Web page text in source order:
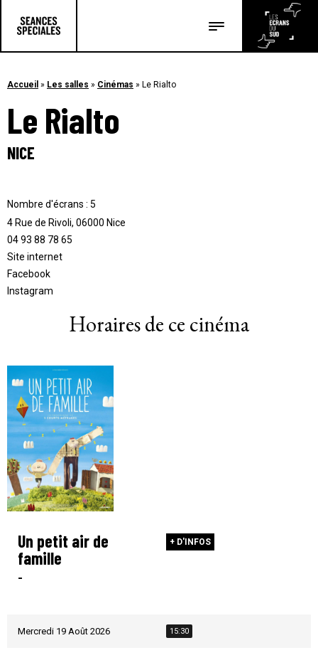
Accueil » Les salles » Cinémas » Le Rialto
Le Rialto
NICE
Nombre d'écrans : 5
4 Rue de Rivoli, 06000 Nice
04 93 88 78 65
Site internet
Facebook
Instagram
Horaires de ce cinéma
Un petit air de
famille
-
+ D'INFOS
Mercredi 19 Août 2026 15:30